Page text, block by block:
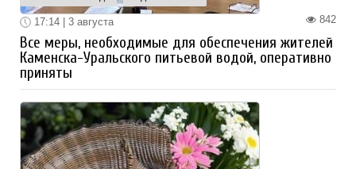
842
17:14 | 3 августа
Все меры, необходимые для обеспечения жителей
Каменска-Уральского питьевой водой, оперативно
приняты